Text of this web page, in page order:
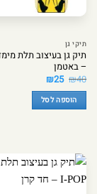
תיקי גן
– באטמן
₪40 המחיר
המקורי
היה:
₪40.
₪25 המחיר
הנוכחי
הוא:
₪25.הוספה לסל